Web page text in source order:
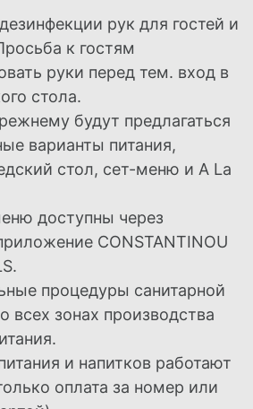
рук для гостей и
к гостям
руки перед тем. вход в
стола.
будут предлагаться
варианты питания,
стол, сет-меню и A La
доступны через
CONSTANTINOU
процедуры санитарной
всех зонах производства
и напитков работают
оплата за номер или